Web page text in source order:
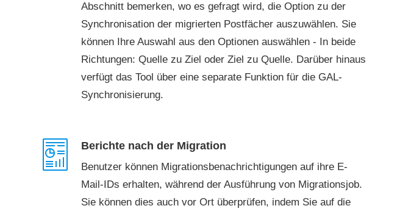
Abschnitt bemerken, wo es gefragt wird, die Option zu der
Synchronisation der migrierten Postfächer auszuwählen. Sie
können Ihre Auswahl aus den Optionen auswählen - In beide
Richtungen: Quelle zu Ziel oder Ziel zu Quelle. Darüber hinaus
verfügt das Tool über eine separate Funktion für die GAL-
Synchronisierung.
Berichte nach der Migration
Benutzer können Migrationsbenachrichtigungen auf ihre E-
Mail-IDs erhalten, während der Ausführung von Migrationsjob.
Sie können dies auch vor Ort überprüfen, indem Sie auf die